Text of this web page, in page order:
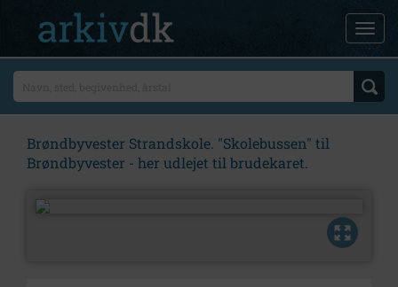
Brøndbyvester Strandskole. "Skolebussen" til
Brøndbyvester - her udlejet til brudekaret.